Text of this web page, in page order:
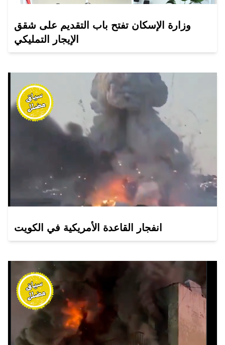
وزارة الإسكان تفتح باب التقديم على شقق
الإيجار التمليكي
انفجار القاعدة الأمريكية في الكويت